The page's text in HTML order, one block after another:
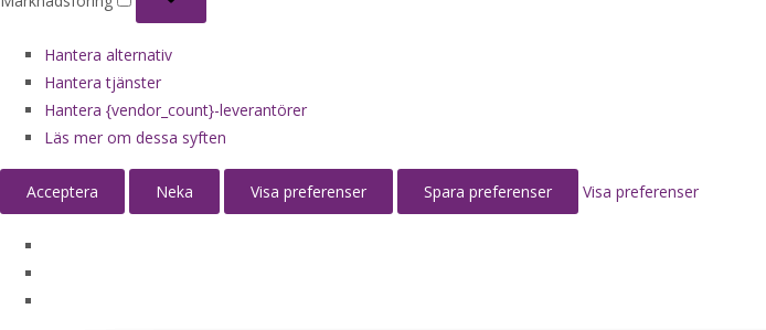
Hantera alternativ
Hantera tjänster
Hantera {vendor_count}-leverantörer
Läs mer om dessa syften
Acceptera Neka Visa preferenser Spara preferenser Visa preferenser